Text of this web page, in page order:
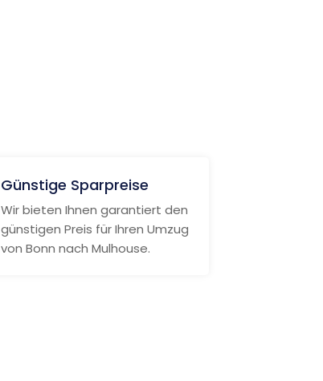
Günstige Sparpreise
Wir bieten Ihnen garantiert den
günstigen Preis für Ihren Umzug
von Bonn nach Mulhouse.